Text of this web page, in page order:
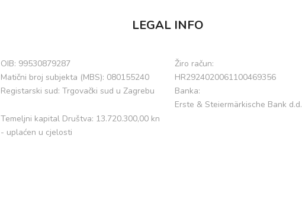
LEGAL INFO
OIB: 99530879287
Matični broj subjekta (MBS): 080155240
Registarski sud: Trgovački sud u Zagrebu
Temeljni kapital Društva: 13.720.300,00 kn
- uplaćen u cjelosti
Žiro račun:
HR2924020061100469356
Banka:
Erste & Steiermärkische Bank d.d.